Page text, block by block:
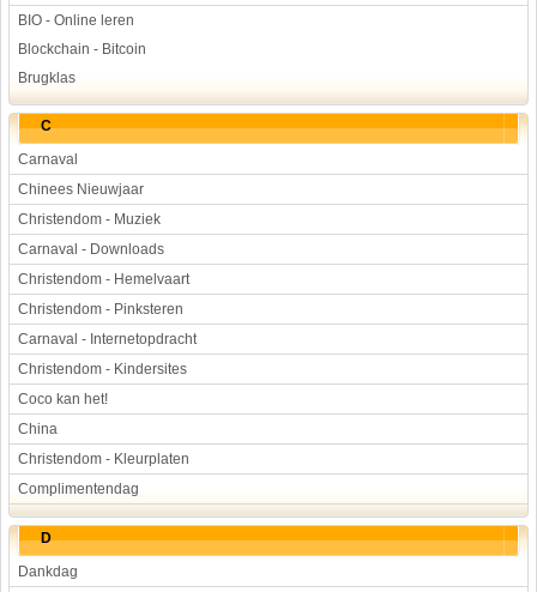
BIO - Online leren
Blockchain - Bitcoin
Brugklas
C
Carnaval
Chinees Nieuwjaar
Christendom - Muziek
Carnaval - Downloads
Christendom - Hemelvaart
Christendom - Pinksteren
Carnaval - Internetopdracht
Christendom - Kindersites
Coco kan het!
China
Christendom - Kleurplaten
Complimentendag
D
Dankdag